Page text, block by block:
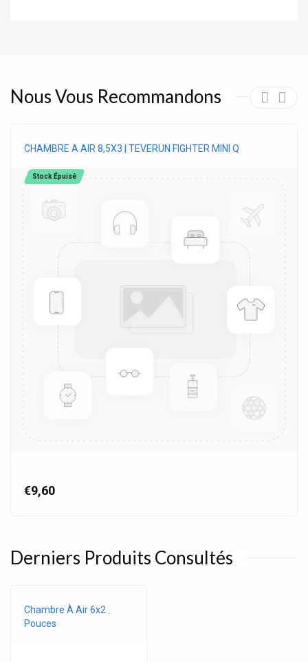
Nous Vous Recommandons
CHAMBRE A AIR 8,5X3 | TEVERUN FIGHTER MINI Q
Stock Épuisé
€9,60
Derniers Produits Consultés
Chambre À Air 6x2
Pouces